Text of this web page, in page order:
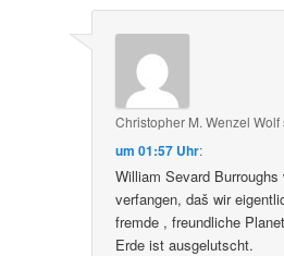
Christopher M. Wenzel Wolf
um 01:57 Uhr:
William Sevard Burroughs
verfangen, daš wir
fremde , freundliche
Erde ist ausgelutscht.